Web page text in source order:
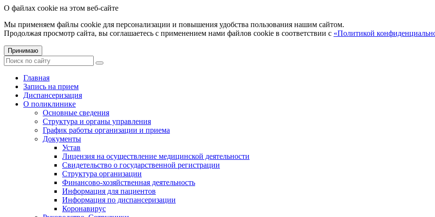
О файлах cookie на этом веб-сайте
Мы применяем файлы cookie для персонализации и повышения удобства пользования нашим сайтом.
Продолжая просмотр сайта, вы соглашаетесь с применением нами файлов cookie в соответствии с «Политикой
Принимаю
Главная
Запись на прием
Диспансеризация
О поликлинике
Основные сведения
Структура и органы управления
График работы организации и приема
Документы
Устав
Лицензия на осуществление медицинской деятельности
Свидетельство о государственной регистрации
Структура организации
Финансово-хозяйственная деятельность
Информация для пациентов
Информация по диспансеризации
Коронавирус